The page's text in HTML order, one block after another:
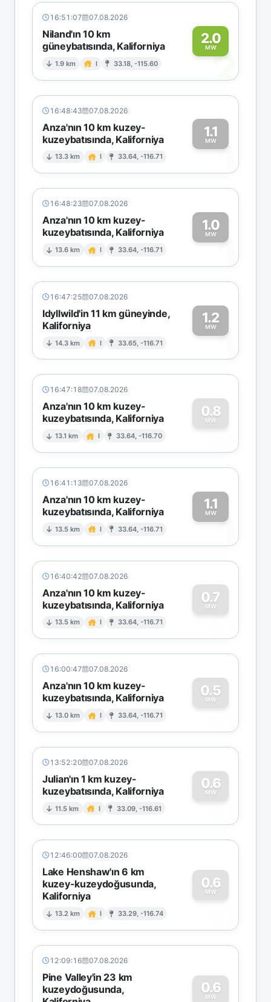
16:51:07 07.08.2026
Niland'ın 10 km
güneybatısında, Kaliforniya
1.9 km I 33.18, -115.60
2.0
MW
2
16:48:43 07.08.2026
Anza'nın 10 km kuzey-
kuzeybatısında, Kaliforniya
13.3 km I 33.64, -116.71
1.1
MW1
16:48:23 07.08.2026
Anza'nın 10 km kuzey-
kuzeybatısında, Kaliforniya
13.6 km I 33.64, -116.71
1.0
MW1
16:47:25 07.08.2026
Idyllwild'in 11 km güneyinde,
Kaliforniya
14.3 km I 33.65, -116.71
1.2
MW1
16:47:18 07.08.2026
Anza'nın 10 km kuzey-
kuzeybatısında, Kaliforniya
13.1 km I 33.64, -116.70
0.8
MW
0
16:41:13 07.08.2026
Anza'nın 10 km kuzey-
kuzeybatısında, Kaliforniya
13.5 km I 33.64, -116.71
1.1
MW1
16:40:42 07.08.2026
Anza'nın 10 km kuzey-
kuzeybatısında, Kaliforniya
13.5 km I 33.64, -116.71
0.7
MW
0
16:00:47 07.08.2026
Anza'nın 10 km kuzey-
kuzeybatısında, Kaliforniya
13.0 km I 33.64, -116.71
0.5
MW
0
13:52:20 07.08.2026
Julian'ın 1 km kuzey-
kuzeybatısında, Kaliforniya
11.5 km I 33.09, -116.61
0.6
MW
0
12:46:00 07.08.2026
Lake Henshaw'ın 6 km
kuzey-kuzeydoğusunda,
Kaliforniya
13.2 km I 33.29, -116.74
0.6
MW
0
12:09:16 07.08.2026
Pine Valley'in 23 km
kuzeydoğusunda,
0.6
MW